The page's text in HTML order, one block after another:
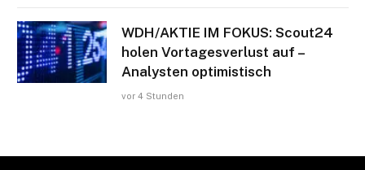
WDH/AKTIE IM FOKUS: Scout24
holen Vortagesverlust auf –
Analysten optimistisch
vor 4 Stunden